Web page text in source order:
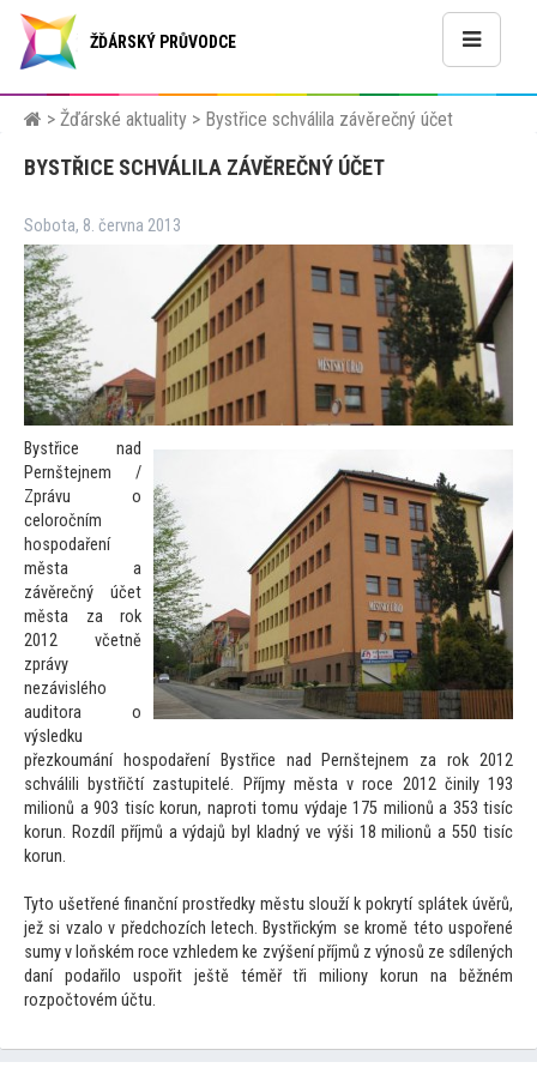
ŽĎÁRSKÝ PRŮVODCE
> Žďárské aktuality > Bystřice schválila závěrečný účet
BYSTŘICE SCHVÁLILA ZÁVĚREČNÝ ÚČET
Sobota, 8. června 2013
Bystřice nad
Pernštejnem /
Zprávu o
celoročním
hospodaření
města a
závěrečný účet
města za rok
2012 včetně
zprávy
nezávislého
auditora o
výsledku
přezkoumání hospodaření Bystřice nad Pernštejnem za rok 2012
schválili bystřičtí zastupitelé. Příjmy města v roce 2012 činily 193
milionů a 903 tisíc korun, naproti tomu výdaje 175 milionů a 353 tisíc
korun. Rozdíl příjmů a výdajů byl kladný ve výši 18 milionů a 550 tisíc
korun.
Tyto ušetřené finanční prostředky městu slouží k pokrytí splátek úvěrů,
jež si vzalo v předchozích letech. Bystřickým se kromě této uspořené
sumy v loňském roce vzhledem ke zvýšení příjmů z výnosů ze sdílených
daní podařilo uspořit ještě téměř tři miliony korun na běžném
rozpočtovém účtu.